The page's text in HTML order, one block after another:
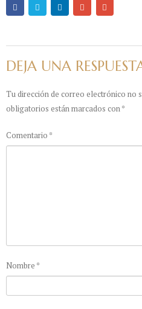
DEJA UNA
Tu dirección de correo electrónico no
obligatorios están marcados con*
Comentario *
Nombre *